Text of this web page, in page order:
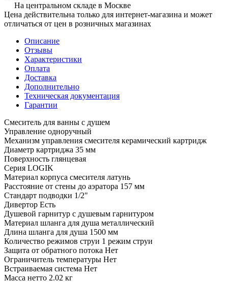
На центральном складе в Москве
Цена действительна только для интернет-магазина и может
отличаться от цен в розничных магазинах
Описание
Отзывы
Характеристики
Оплата
Доставка
Дополнительно
Техническая документация
Гарантии
Смеситель для ванны с душем
Управление одноручный
Механизм управления смесителя керамический картридж
Диаметр картриджа 35 мм
Поверхность глянцевая
Серия LOGIK
Материал корпуса смесителя латунь
Расстояние от стены до аэратора 157 мм
Стандарт подводки 1/2"
Дивертор Есть
Душевой гарнитур с душевым гарнитуром
Материал шланга для душа металлический
Длина шланга для душа 1500 мм
Количество режимов струи 1 режим струи
Защита от обратного потока Нет
Ограничитель температуры Нет
Встраиваемая система Нет
Масса нетто 2.02 кг